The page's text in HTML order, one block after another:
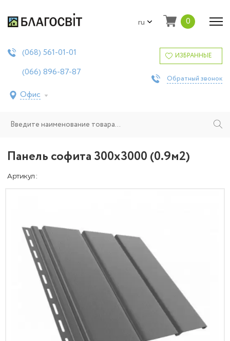
ru 0
(068) 561-01-01
(066) 896-87-87
Офис
ИЗБРАННЫЕ
Обратный звонок
Панель софита 300x3000 (0.9м2)
Артикул :